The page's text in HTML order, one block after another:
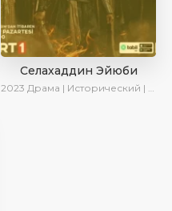
Селахаддин Эйюби
2023 Драма | Исторический | Сериалы 2023